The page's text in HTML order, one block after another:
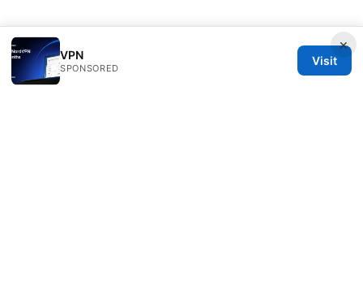
×
VPN
SPONSORED
Visit